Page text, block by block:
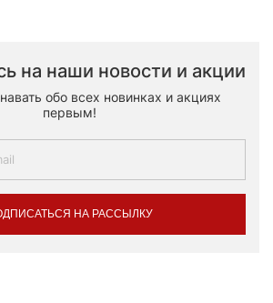
на наши новости и акции
обо всех новинках и акциях
первым!
НА РАССЫЛКУ